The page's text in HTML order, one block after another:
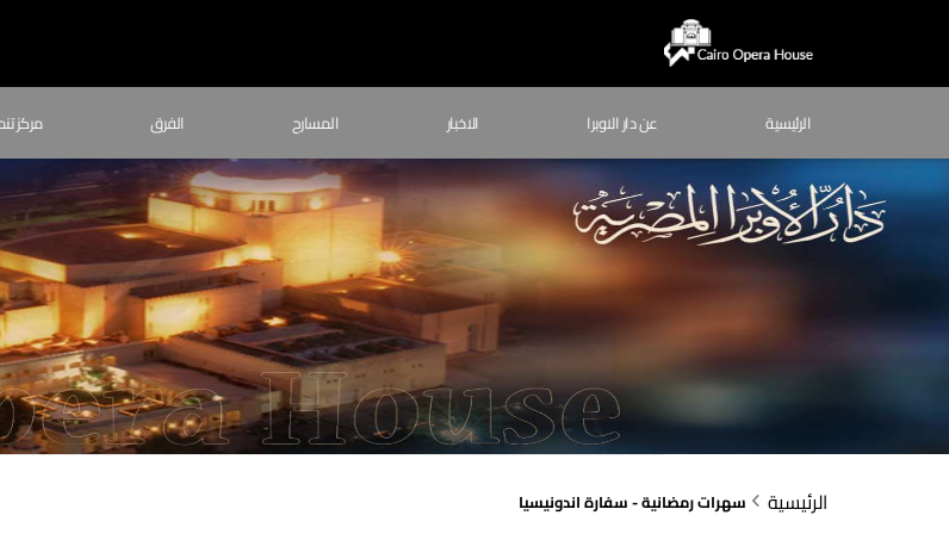
الرئيسية عن دار الاوبرا الاخبار المسارح الفرق مركز
الرئيسية سهرات رمضانية - سفارة اندونيسيا